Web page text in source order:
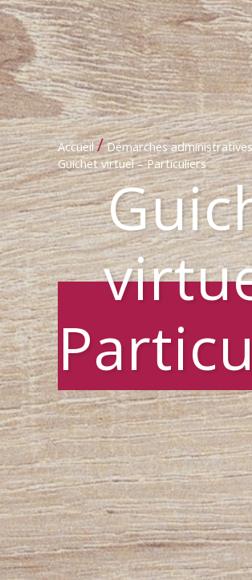
Accueil / Démarches
Guichet virtuel – Particuliers